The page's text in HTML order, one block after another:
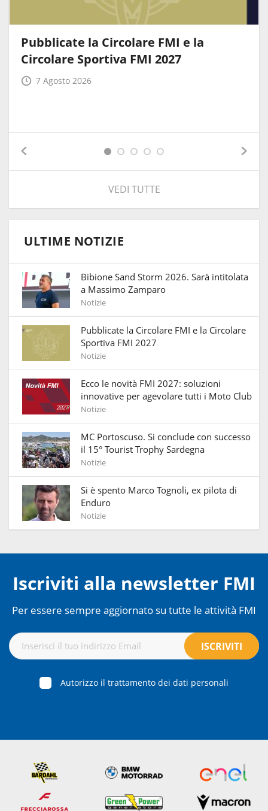
Pubblicate la Circolare FMI e la
Circolare Sportiva FMI 2027
7 Agosto 2026
VEDI TUTTE
ULTIME NOTIZIE
Bibione Sand Storm 2026. Sarà intitolata
a Massimo Zamparo
Notizie
Pubblicate la Circolare FMI e la Circolare
Sportiva FMI 2027
Notizie
Ecco le novità FMI 2027: soluzioni
innovative per agevolare tutti i Moto Club
Notizie
MC Portoscuso. Si conclude con successo
il 15° Tourist Trophy Sardegna
Notizie
Si è spento Marco Tognoli, ex pilota di
Enduro
Notizie
Iscriviti alla newsletter FMI
Per essere sempre aggiornato su tutte le attività FMI
Autorizzo il trattamento dei dati personali